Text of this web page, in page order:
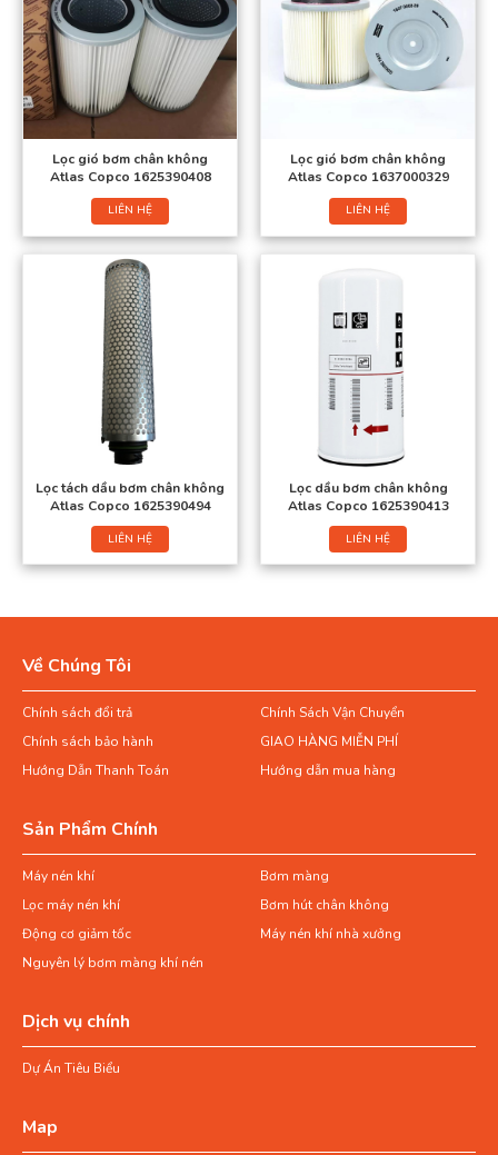
Lọc gió bơm chân không
Atlas Copco 1625390408
LIÊN HỆ
Lọc gió bơm chân không
Atlas Copco 1637000329
LIÊN HỆ
Lọc tách dầu bơm chân không
Atlas Copco 1625390494
LIÊN HỆ
Lọc dầu bơm chân không
Atlas Copco 1625390413
LIÊN HỆ
Về Chúng Tôi
Chính sách đổi trả
Chính Sách Vận Chuyển
Chính sách bảo hành
GIAO HÀNG MIỄN PHÍ
Hướng Dẫn Thanh Toán
Hướng dẫn mua hàng
Sản Phẩm Chính
Máy nén khí
Bơm màng
Lọc máy nén khí
Bơm hút chân không
Động cơ giảm tốc
Máy nén khí nhà xưởng
Nguyên lý bơm màng khí nén
Dịch vụ chính
Dự Án Tiêu Biểu
Map